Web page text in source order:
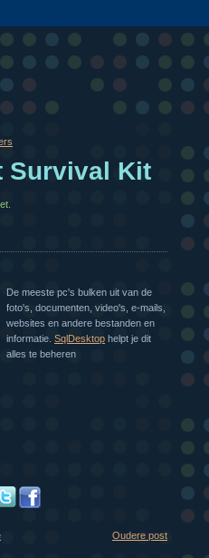
Survival Kit
De meeste pc's bulken uit van de
foto's, documenten, video's, e-mails,
websites en andere bestanden en
informatie. SqlDesktop helpt je dit
alles te beheren
Oudere post